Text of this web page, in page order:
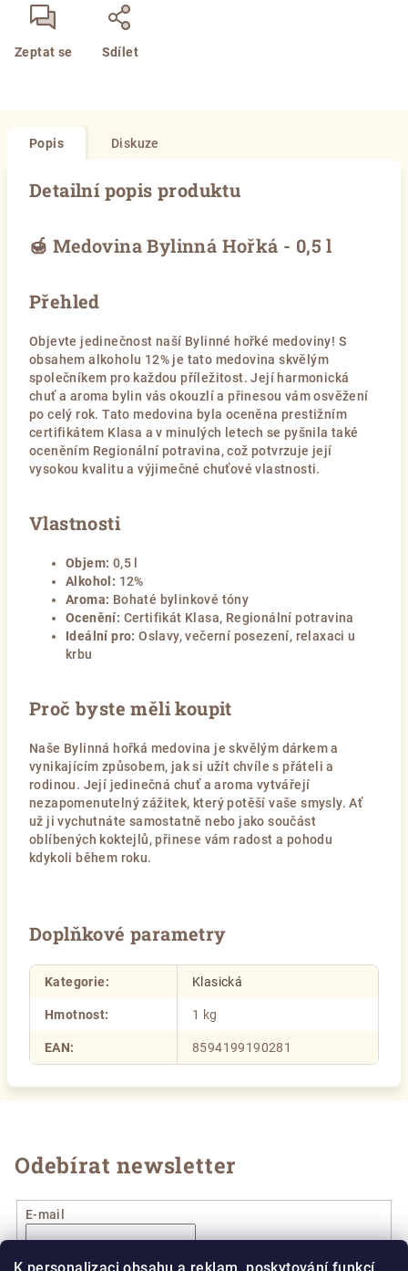
Zeptat se Sdílet
Popis Diskuze
Detailní popis produktu
🍯 Medovina Bylinná Hořká - 0,5 l
Přehled
Objevte jedinečnost naší Bylinné hořké medoviny! S
obsahem alkoholu 12% je tato medovina skvělým
společníkem pro každou příležitost. Její harmonická
chuť a aroma bylin vás okouzlí a přinesou vám osvěžení
po celý rok. Tato medovina byla oceněna prestižním
certifikátem Klasa a v minulých letech se pyšnila také
oceněním Regionální potravina, což potvrzuje její
vysokou kvalitu a výjimečné chuťové vlastnosti.
Vlastnosti
Objem: 0,5 l
Alkohol: 12%
Aroma: Bohaté bylinkové tóny
Ocenění: Certifikát Klasa, Regionální potravina
Ideální pro: Oslavy, večerní posezení, relaxaci u
krbu
Proč byste měli koupit
Naše Bylinná hořká medovina je skvělým dárkem a
vynikajícím způsobem, jak si užít chvíle s přáteli a
rodinou. Její jedinečná chuť a aroma vytvářejí
nezapomenutelný zážitek, který potěší vaše smysly. Ať
už ji vychutnáte samostatně nebo jako součást
oblíbených koktejlů, přinese vám radost a pohodu
kdykoli během roku.
Doplňkové parametry
Kategorie: Klasická
Hmotnost: 1 kg
EAN: 8594199190281
Odebírat newsletter
E-mail